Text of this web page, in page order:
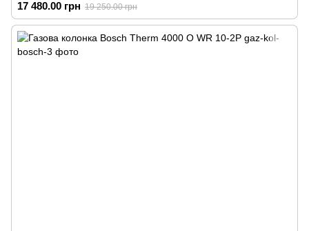
17 480.00 грн 19 250.00 грн